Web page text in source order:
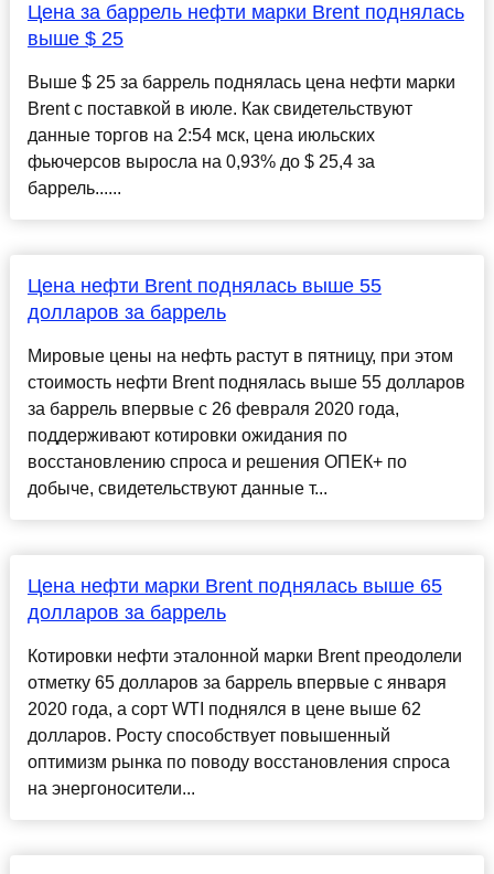
Цена за баррель нефти марки Brent поднялась
выше $ 25
Выше $ 25 за баррель поднялась цена нефти марки
Brent с поставкой в июле. Как свидетельствуют
данные торгов на 2:54 мск, цена июльских
фьючерсов выросла на 0,93% до $ 25,4 за
баррель......
Цена нефти Brent поднялась выше 55
долларов за баррель
Мировые цены на нефть растут в пятницу, при этом
стоимость нефти Brent поднялась выше 55 долларов
за баррель впервые с 26 февраля 2020 года,
поддерживают котировки ожидания по
восстановлению спроса и решения ОПЕК+ по
добыче, свидетельствуют данные т...
Цена нефти марки Brent поднялась выше 65
долларов за баррель
Котировки нефти эталонной марки Brent преодолели
отметку 65 долларов за баррель впервые с января
2020 года, а сорт WTI поднялся в цене выше 62
долларов. Росту способствует повышенный
оптимизм рынка по поводу восстановления спроса
на энергоносители...